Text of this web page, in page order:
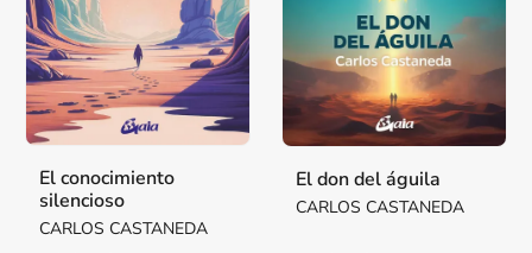
El conocimiento
silencioso
CARLOS CASTANEDA
El don del águila
CARLOS CASTANEDA